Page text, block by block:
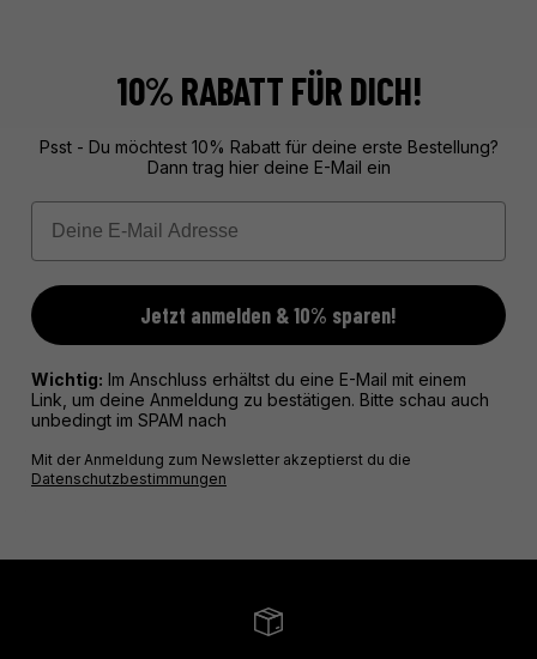
10% RABATT FÜR DICH!
Psst - Du möchtest 10% Rabatt für deine erste Bestellung?
Dann trag hier deine E-Mail ein
Email
Jetzt anmelden & 10% sparen!
Wichtig: Im Anschluss erhältst du eine E-Mail mit einem
Link, um deine Anmeldung zu bestätigen. Bitte schau auch
unbedingt im SPAM nach
Mit der Anmeldung zum Newsletter akzeptierst du die
Datenschutzbestimmungen